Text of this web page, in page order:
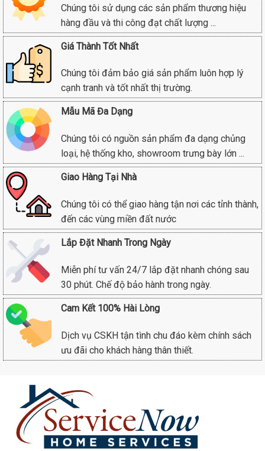
Chúng tôi sử dụng các sản phẩm thương hiệu
hàng đầu và thi công đạt chất lượng ...
Giá Thành Tốt Nhất
Chúng tôi đảm bảo giá sản phẩm luôn hợp lý
cạnh tranh và tốt nhất thị trường.
Mẫu Mã Đa Dạng
Chúng tôi có nguồn sản phẩm đa dạng chủng
loại, hệ thống kho, showroom trưng bày lớn ...
Giao Hàng Tại Nhà
Chúng tôi có thể giao hàng tận nơi các tỉnh thành,
đến các vùng miền đất nước
Lắp Đặt Nhanh Trong Ngày
Miễn phí tư vấn 24/7 lắp đặt nhanh chóng sau
30 phút. Chế độ bảo hành trong ngày.
Cam Kết 100% Hài Lòng
Dịch vụ CSKH tận tình chu đáo kèm chính sách
ưu đãi cho khách hàng thân thiết.